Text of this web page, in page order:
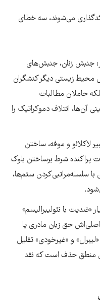
کدگذاری می‌شوند، سه خطای
جنبش زنان، جنبش‌های
محیط زیستی دیگر کنشگران
حاملان مطالبات
آن‌ها، ائتلاف دموکراتیک را
لاکلائو و موفه، ساختن
پراکنده شرط برساختن بلوک
سلسله‌مراتبی‌کردن ستم‌ها،
«ضدیت با نئولیبرالیسم»
حق زبان مادری یا
و «غیرخودی» تقلیل
منطق حذف است که نقد